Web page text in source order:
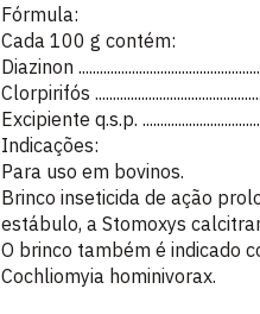
Fórmula:
Cada 100 g contém:
Diazinon
Clorpirifós
Excipiente q.s.p.
Indicações:
Para uso em bovinos.
Brinco inseticida de ação
estábulo, a Stomoxys
O brinco também é indicado
Cochliomyia hominivorax.